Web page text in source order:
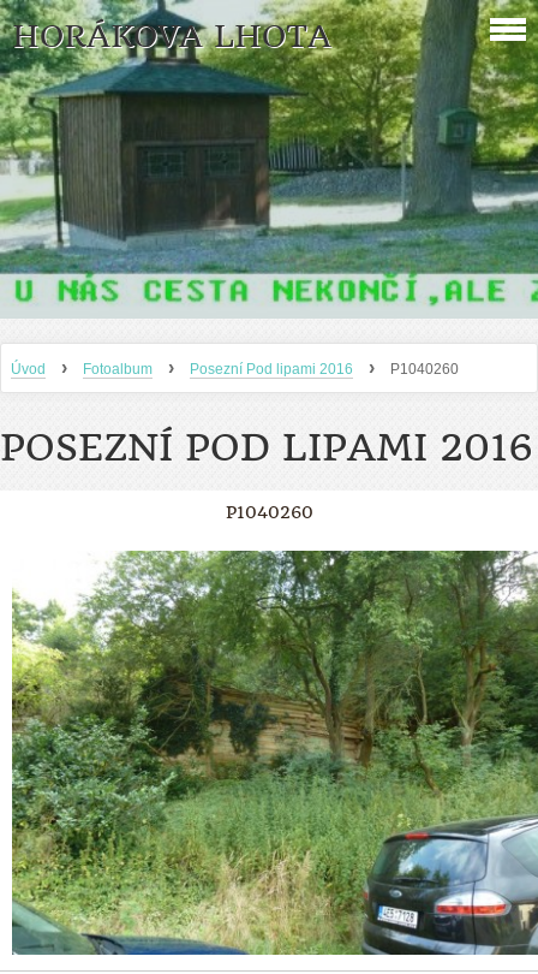
HORÁKOVA LHOTA
Úvod › Fotoalbum › Posezní Pod lipami 2016 › P1040260
POSEZNÍ POD LIPAMI 2016
P1040260